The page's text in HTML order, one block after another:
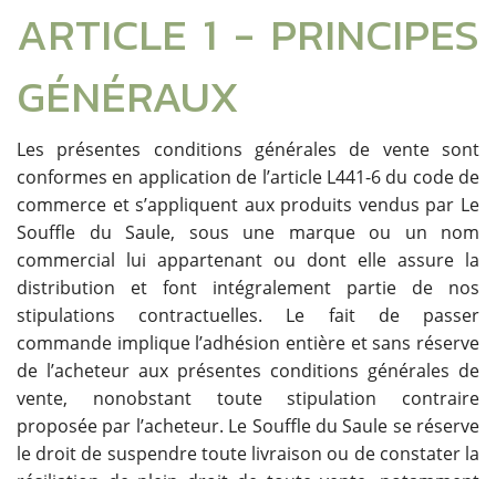
ARTICLE 1 - PRINCIPES
GÉNÉRAUX
Les présentes conditions générales de vente sont
conformes en application de l’article L441-6 du code de
commerce et s’appliquent aux produits vendus par Le
Souffle du Saule, sous une marque ou un nom
commercial lui appartenant ou dont elle assure la
distribution et font intégralement partie de nos
stipulations contractuelles. Le fait de passer
commande implique l’adhésion entière et sans réserve
de l’acheteur aux présentes conditions générales de
vente, nonobstant toute stipulation contraire
proposée par l’acheteur. Le Souffle du Saule se réserve
le droit de suspendre toute livraison ou de constater la